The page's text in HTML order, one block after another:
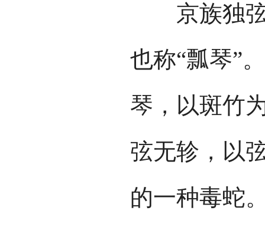
京族独弦
也称“瓢琴”
琴，以斑竹
弦无轸，以
的一种毒蛇